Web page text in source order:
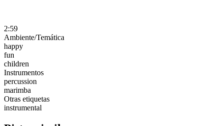
2:59
Ambiente/Temática
happy
fun
children
Instrumentos
percussion
marimba
Otras etiquetas
instrumental